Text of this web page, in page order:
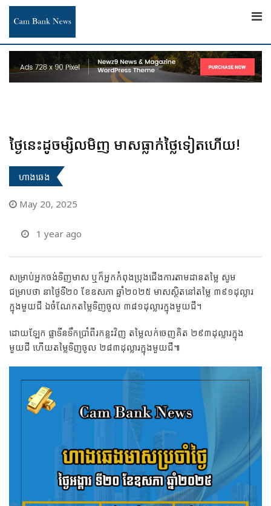
Skip
content
ថ្ងៃនេះដូចម្សិលមិញ មាសធ្លាក់ថ្លៃទៀតហើយ!
ហាងឆេង
May 20, 2025
1 year ago
សម្រាប់អ្នកចង់ទិញមាស ឬក៏អ្នកកំពុងប្រុងជើងការតាមដានតម្លៃ សូម
ជម្រាបថា នាថ្ងៃទី២០ ខែឧសភា ឆ្នាំ២០២៥ មាសស្ថិតនៅតម្លៃ ៣៩១ដុល្លារ
ក្នុងមួយជី ឯចំណែកតម្លៃទិញចូល ៣៨១ដុល្លារក្នុងមួយជី។
ដោយឡែក ផ្លាទីនទឹកប្រាំពីរកន្លះវិញ តម្លៃលក់ចេញគិត ២៩៣ដុល្លារក្នុង
មួយជី ហើយតម្លៃទិញចូល ២៨៣ដុល្លារក្នុងមួយជី៕